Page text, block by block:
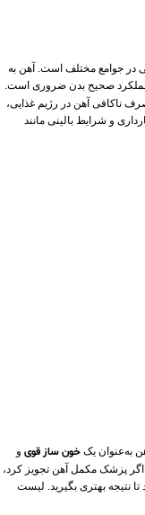
در جوامع مختلف است. آهن به
صحیح بدن ضروری است.
ناکافی آهن در رژیم غذایی،
و شرایط بالینی مانند
به‌عنوان یک خون ساز قوی و
پزشک مکمل آهن تجویز کرد،
نتیجه بهتری بگیرید. لیست